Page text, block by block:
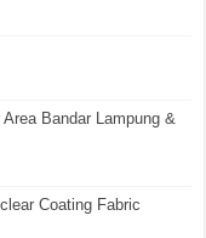
Bandar Lampung &
Coating Fabric